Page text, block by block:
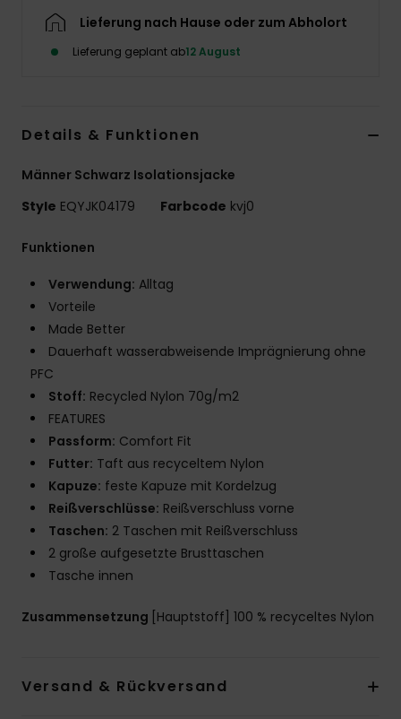
Lieferung nach Hause oder zum Abholort
Lieferung geplant ab12 August
Details & Funktionen
Männer Schwarz Isolationsjacke
Style EQYJK04179 Farbcode kvj0
Funktionen
Verwendung: Alltag
Vorteile
Made Better
Dauerhaft wasserabweisende Imprägnierung ohne
PFC
Stoff: Recycled Nylon 70g/m2
FEATURES
Passform: Comfort Fit
Futter: Taft aus recyceltem Nylon
Kapuze: feste Kapuze mit Kordelzug
Reißverschlüsse: Reißverschluss vorne
Taschen: 2 Taschen mit Reißverschluss
2 große aufgesetzte Brusttaschen
Tasche innen
Zusammensetzung [Hauptstoff] 100 % recyceltes Nylon
Versand & Rückversand